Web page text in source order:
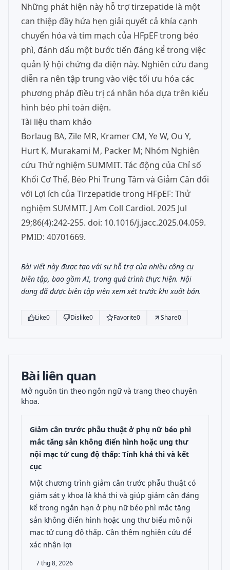
Những phát hiện này hỗ trợ tirzepatide là một
can thiệp đầy hứa hẹn giải quyết cả khía cạnh
chuyển hóa và tim mạch của HFpEF trong béo
phì, đánh dấu một bước tiến đáng kể trong việc
quản lý hội chứng đa diện này. Nghiên cứu đang
diễn ra nên tập trung vào việc tối ưu hóa các
phương pháp điều trị cá nhân hóa dựa trên kiểu
hình béo phì toàn diện.
Tài liệu tham khảo
Borlaug BA, Zile MR, Kramer CM, Ye W, Ou Y,
Hurt K, Murakami M, Packer M; Nhóm Nghiên
cứu Thử nghiệm SUMMIT. Tác động của Chỉ số
Khối Cơ Thể, Béo Phì Trung Tâm và Giảm Cân đối
với Lợi ích của Tirzepatide trong HFpEF: Thử
nghiệm SUMMIT. J Am Coll Cardiol. 2025 Jul
29;86(4):242-255. doi: 10.1016/j.jacc.2025.04.059.
PMID: 40701669.
Bài viết này được tạo với sự hỗ trợ của nhiều công cụ
biên tập, bao gồm AI, trong quá trình thực hiện. Nội
dung đã được biên tập viên xem xét trước khi xuất bản.
Like0 Dislike0 Favorite0 Share0
Bài liên quan
Mở nguồn tin theo ngôn ngữ và trang theo chuyên
khoa.
Giảm cân trước phẫu thuật ở phụ nữ béo phì
mắc tăng sản không điển hình hoặc ung thư
nội mạc tử cung độ thấp: Tính khả thi và kết
cục
Một chương trình giảm cân trước phẫu thuật có
giám sát y khoa là khả thi và giúp giảm cân đáng
kể trong ngắn hạn ở phụ nữ béo phì mắc tăng
sản không điển hình hoặc ung thư biểu mô nội
mạc tử cung độ thấp. Cần thêm nghiên cứu để
xác nhận lợi
7 thg 8, 2026